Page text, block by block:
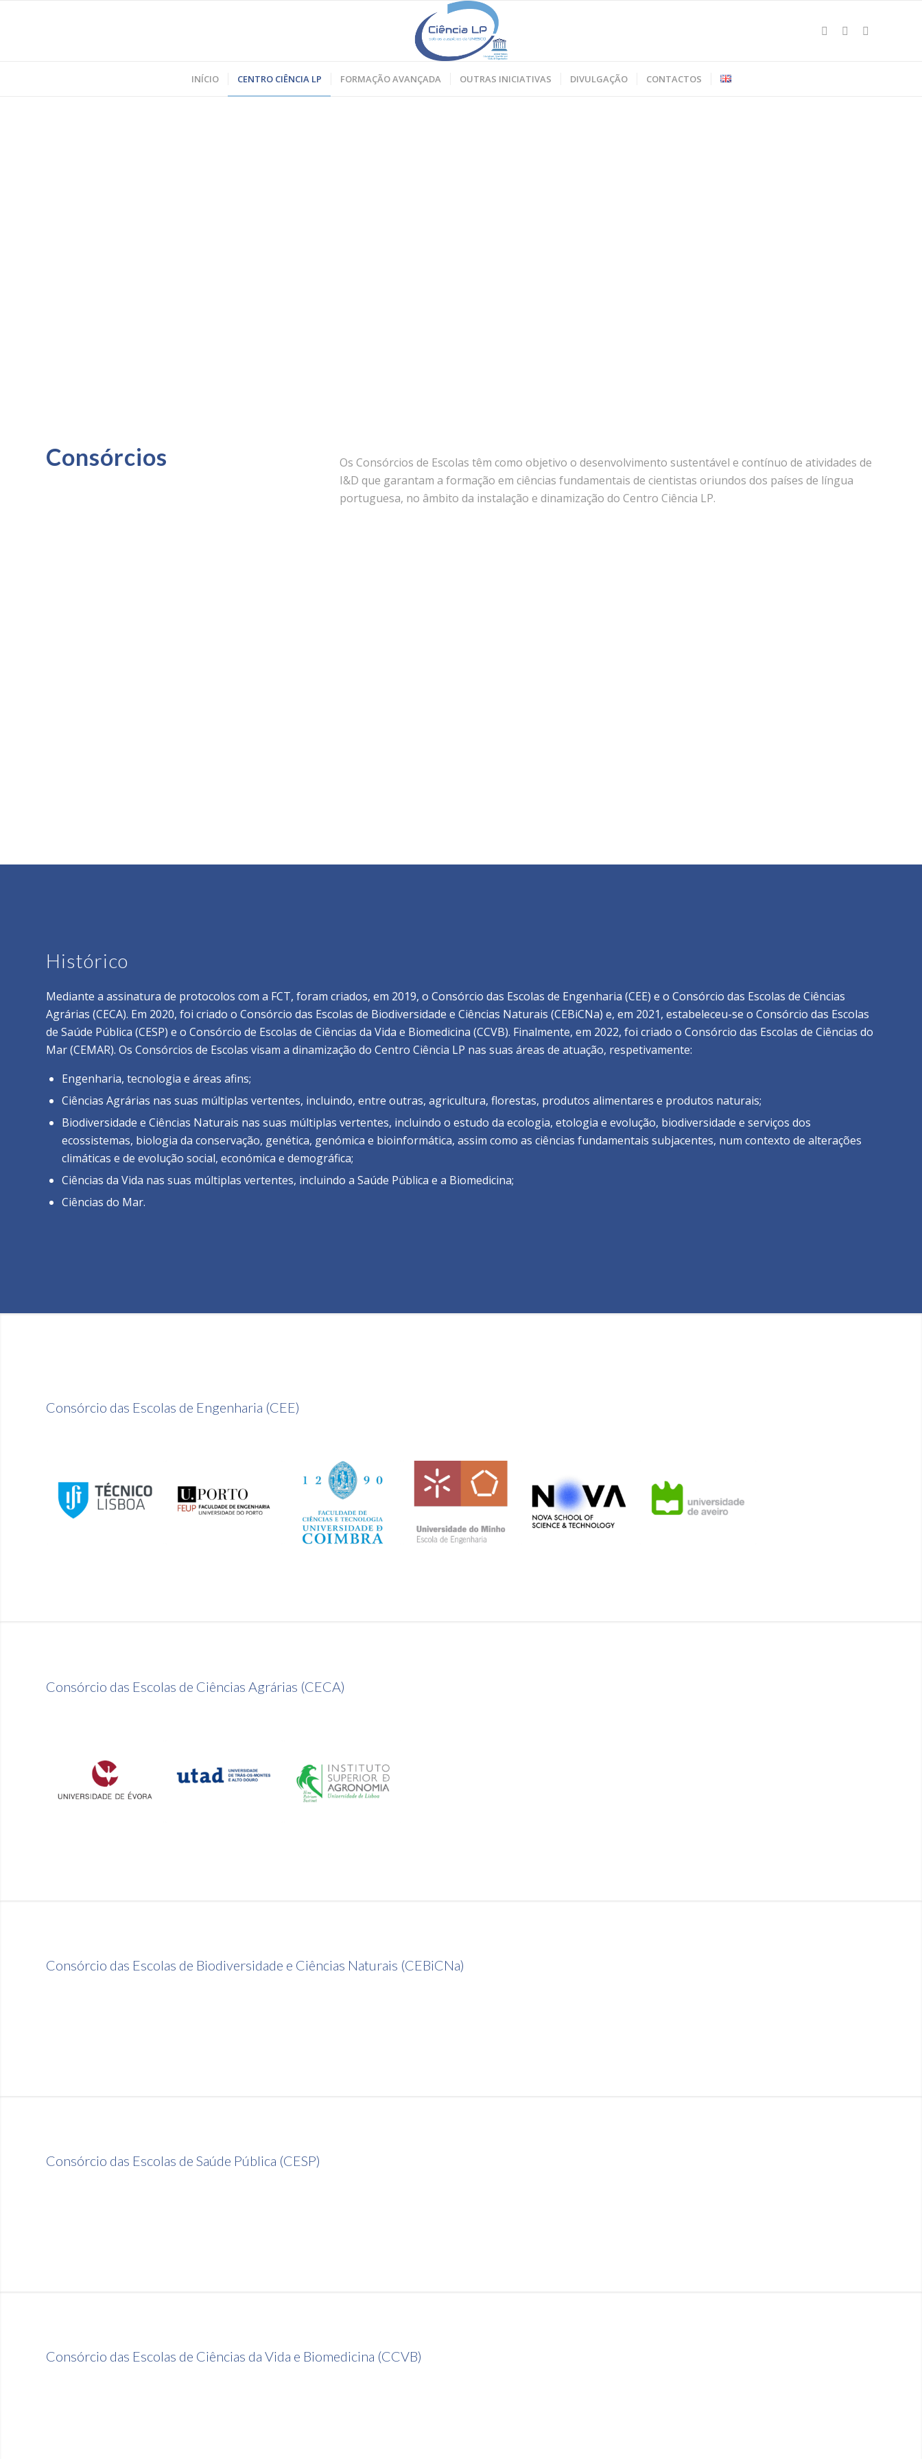
INÍCIO CENTRO CIÊNCIA LP FORMAÇÃO AVANÇADA OUTRAS INICIATIVAS DIVULGAÇÃO CONTACTOS
Consórcios
Os Consórcios de Escolas têm como objetivo o desenvolvimento sustentável e contínuo de atividades de
I&D que garantam a formação em ciências fundamentais de cientistas oriundos dos países de língua
portuguesa, no âmbito da instalação e dinamização do Centro Ciência LP.
Histórico
Mediante a assinatura de protocolos com a FCT, foram criados, em 2019, o Consórcio das Escolas de Engenharia (CEE) e o Consórcio das Escolas de Ciências
Agrárias (CECA). Em 2020, foi criado o Consórcio das Escolas de Biodiversidade e Ciências Naturais (CEBiCNa) e, em 2021, estabeleceu-se o Consórcio das Escolas
de Saúde Pública (CESP) e o Consórcio de Escolas de Ciências da Vida e Biomedicina (CCVB). Finalmente, em 2022, foi criado o Consórcio das Escolas de Ciências do
Mar (CEMAR). Os Consórcios de Escolas visam a dinamização do Centro Ciência LP nas suas áreas de atuação, respetivamente:
Engenharia, tecnologia e áreas afins;
Ciências Agrárias nas suas múltiplas vertentes, incluindo, entre outras, agricultura, florestas, produtos alimentares e produtos naturais;
Biodiversidade e Ciências Naturais nas suas múltiplas vertentes, incluindo o estudo da ecologia, etologia e evolução, biodiversidade e serviços dos
ecossistemas, biologia da conservação, genética, genómica e bioinformática, assim como as ciências fundamentais subjacentes, num contexto de alterações
climáticas e de evolução social, económica e demográfica;
Ciências da Vida nas suas múltiplas vertentes, incluindo a Saúde Pública e a Biomedicina;
Ciências do Mar.
Consórcio das Escolas de Engenharia (CEE)
Consórcio das Escolas de Ciências Agrárias (CECA)
Consórcio das Escolas de Biodiversidade e Ciências Naturais (CEBiCNa)
Consórcio das Escolas de Saúde Pública (CESP)
Consórcio das Escolas de Ciências da Vida e Biomedicina (CCVB)